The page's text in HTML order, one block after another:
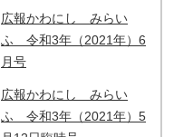
広報かわにし みらい
ふ 令和3年（2021年）6
月号
広報かわにし みらい
ふ 令和3年（2021年）5